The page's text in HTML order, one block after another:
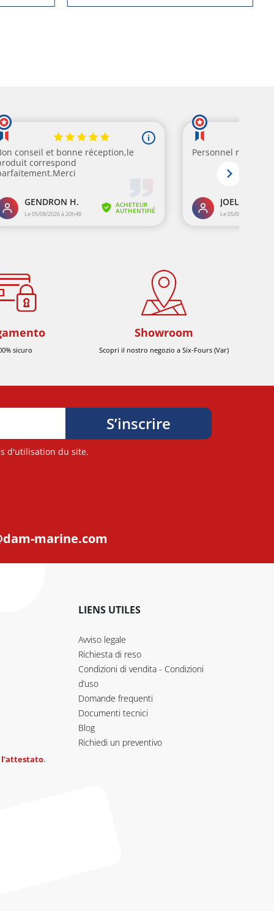
sicuro
Showroom
Scopri il nostro negozio a Six-Fours (Var)
d'utilisation du site.
marine.com
LIENS UTILES
Avviso legale
Richiesta di reso
Condizioni di vendita - Condizioni
d’uso
Domande frequenti
Documenti tecnici
Blog
Richiedi un preventivo
l'attestato.